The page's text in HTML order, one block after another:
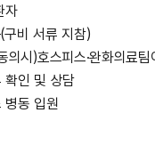
자
구비 서류 지참)
의시)호스피스·완화의료
확인 및 상담
병동 입원